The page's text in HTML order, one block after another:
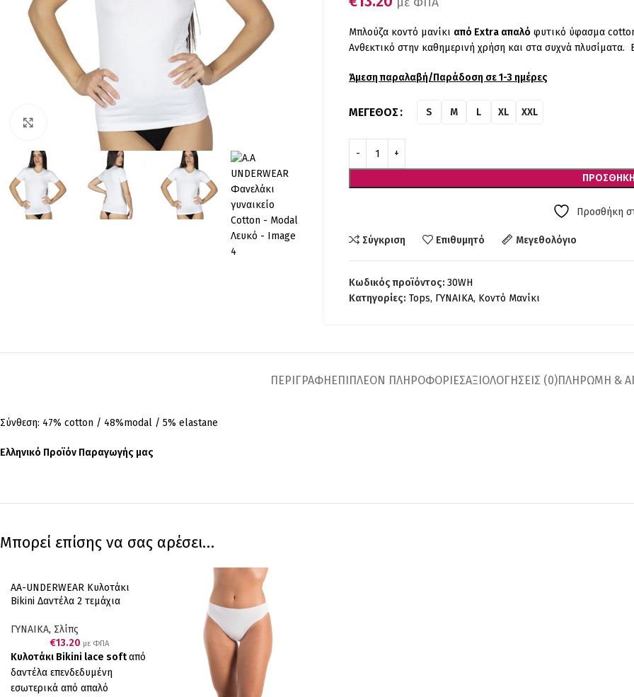
Μπλούζα κοντό μανίκι από Extra απαλό φυτικό ύφασμα
Ανθεκτικό στην καθημερινή χρήση και στα συχνά
Άμεση παραλαβή/Παράδοση σε 1-3 ημέρες
ΜΈΓΕΘΟΣ S M L XL XXL
Προσθήκη
Σύγκριση Επιθυμητό Μεγεθολόγιο
Κωδικός προϊόντος: 30WH
Κατηγορίες: Tops, ΓΥΝΑΙΚΑ, Κοντό Μανίκι
ΠΕΡΙΓΡΑΦΉΕΠΙΠΛΈΟΝ ΠΛΗΡΟΦΟΡΊΕΣΑΞΙΟΛΟΓΉΣΕΙΣ (0)ΠΛΗΡΩΜΗ &
Σύνθεση: 47% cotton / 48%modal / 5% elastane
Ελληνικό Προϊόν Παραγωγής μας
Μπορεί επίσης να σας αρέσει…
AA-UNDERWEAR Κυλοτάκι
Bikini Δαντέλα 2 τεμάχια
ΓΥΝΑΙΚΑ, Σλίπς
€13.20 με ΦΠΑ
Κυλοτάκι Bikini lace softαπό
δαντέλα επενδεδυμένη
εσωτερικά από απαλό